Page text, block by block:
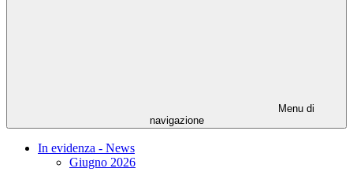
Menu di
navigazione
In evidenza - News
Giugno 2026